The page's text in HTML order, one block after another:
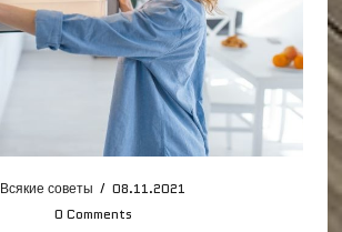
Всякие советы / 08.11.2021
0 Comments